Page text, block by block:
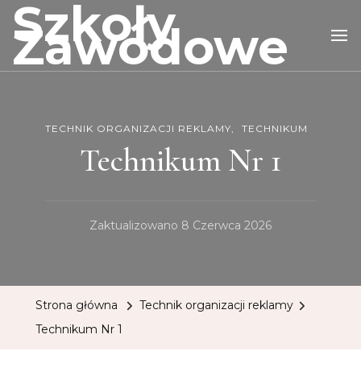
Szkoły
Zawodowe
TECHNIK ORGANIZACJI REKLAMY TECHNIKUM
Technikum Nr 1
Zaktualizowano 8 Czerwca 2026
Strona główna
Technik organizacji reklamy
Technikum Nr 1